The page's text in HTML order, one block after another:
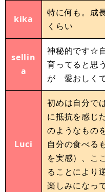
kika
特に何も。成
くらい
sellin
a
神秘的です☆
育ってると思
が 愛おしく
Luci
初めは自分で
に抵抗を感じ
のようなもの
自分の食べる
を実感）、こ
ることにより
楽しみになっ